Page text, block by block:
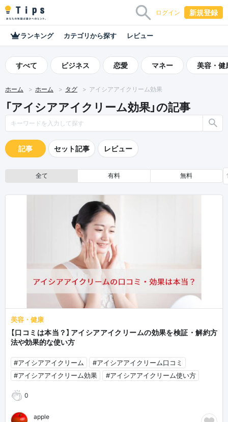
ログイン 新規登録
ランキング カテゴリから探す レビュー
すべて ビジネス 恋愛 マネー 美容・健
ホーム ホーム タグ アイシアアイクリーム効果
「アイシアアイクリーム効果」の記事
記事 セット記事 レビュー
全て 有料 無料
美容・健康
【口コミは本当？】アイシアアイクリームの効果を検証・解約方
法や効果的な使い方
#アイシアアイクリーム
#アイシアアイクリーム口コミ
#アイシアアイクリーム効果
#アイシアアイクリーム使い方
0
apple